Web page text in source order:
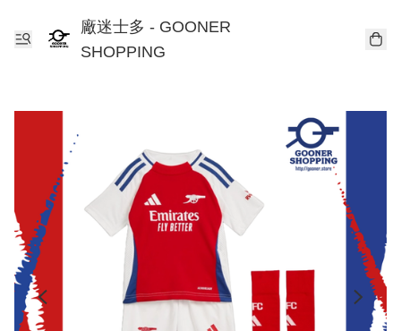
廠迷士多 - GOONER
SHOPPING